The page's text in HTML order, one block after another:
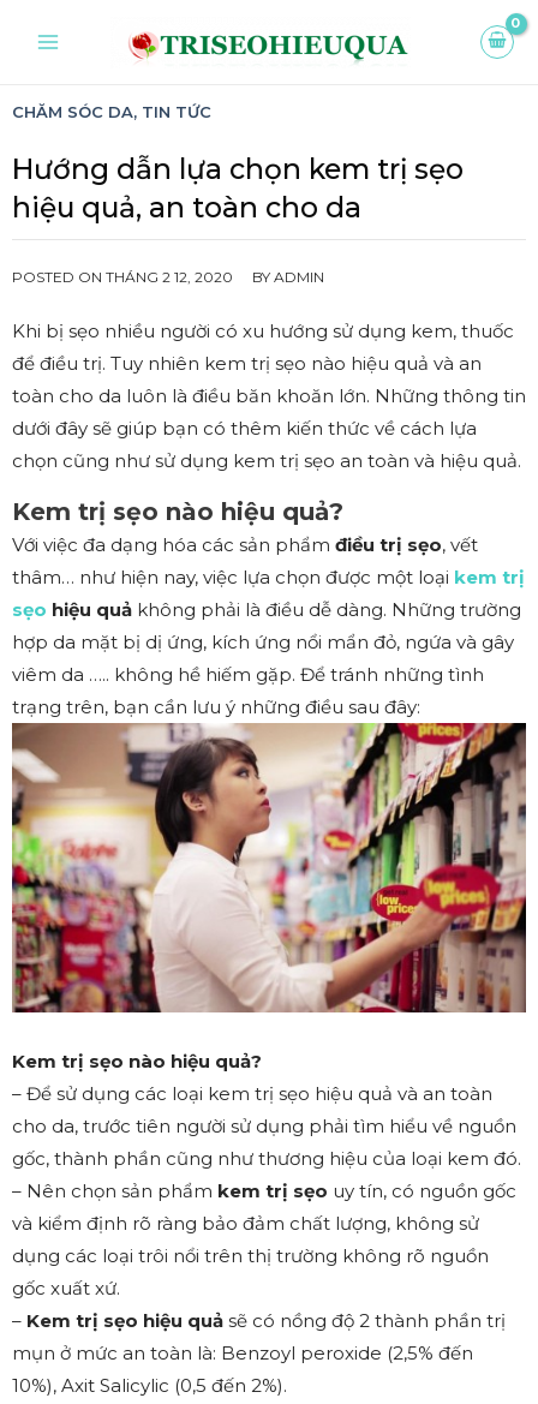
CHĂM SÓC DA, TIN TỨC
Hướng dẫn lựa chọn kem trị sẹo
hiệu quả, an toàn cho da
POSTED ON THÁNG 2 12, 2020 BY ADMIN
Khi bị sẹo nhiều người có xu hướng sử dụng kem, thuốc
để điều trị. Tuy nhiên kem trị sẹo nào hiệu quả và an
toàn cho da luôn là điều băn khoăn lớn. Những thông tin
dưới đây sẽ giúp bạn có thêm kiến thức về cách lựa
chọn cũng như sử dụng kem trị sẹo an toàn và hiệu quả.
Kem trị sẹo nào hiệu quả?
Với việc đa dạng hóa các sản phẩm điều trị sẹo, vết
thâm… như hiện nay, việc lựa chọn được một loại kem trị
sẹo hiệu quả không phải là điều dễ dàng. Những trường
hợp da mặt bị dị ứng, kích ứng nổi mẩn đỏ, ngứa và gây
viêm da ….. không hề hiếm gặp. Để tránh những tình
trạng trên, bạn cần lưu ý những điều sau đây:
Kem trị sẹo nào hiệu quả?
– Để sử dụng các loại kem trị sẹo hiệu quả và an toàn
cho da, trước tiên người sử dụng phải tìm hiểu về nguồn
gốc, thành phần cũng như thương hiệu của loại kem đó.
– Nên chọn sản phẩm kem trị sẹo uy tín, có nguồn gốc
và kiểm định rõ ràng bảo đảm chất lượng, không sử
dụng các loại trôi nổi trên thị trường không rõ nguồn
gốc xuất xứ.
– Kem trị sẹo hiệu quả sẽ có nồng độ 2 thành phần trị
mụn ở mức an toàn là: Benzoyl peroxide (2,5% đến
10%), Axit Salicylic (0,5 đến 2%).